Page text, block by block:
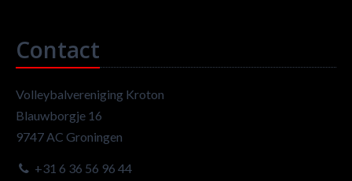
Contact
Volleybalvereniging Kroton
Blauwborgje 16
9747 AC Groningen
+31 6 36 56 96 44